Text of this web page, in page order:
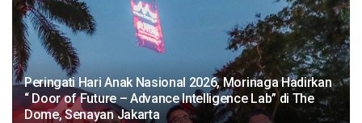
Peringati Hari Anak Nasional 2026, Morinaga Hadirkan
“ Door of Future – Advance Intelligence Lab” di The
Dome, Senayan Jakarta